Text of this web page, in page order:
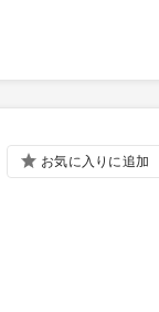
お気に入りに追加